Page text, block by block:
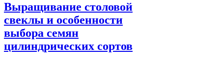
Выращивание столовой
свеклы и особенности
выбора семян
цилиндрических сортов